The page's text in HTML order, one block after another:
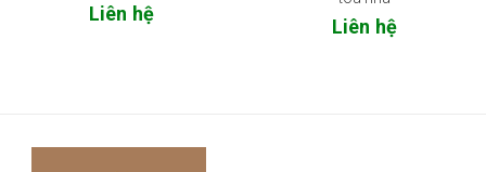
Liên hệ
Liên hệ